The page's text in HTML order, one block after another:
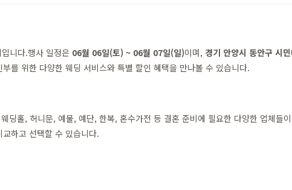
니다.행사 일정은 06월 06일(토) ~ 06월 07일(일)이며, 경기 안양시 동안구 시
를 위한 다양한 웨딩 서비스와 특별 할인 혜택을 만나볼 수 있습니다.
딩홀, 허니문, 예물, 예단, 한복, 혼수가전 등 결혼 준비에 필요한 다양한 업체들
하고 선택할 수 있습니다.